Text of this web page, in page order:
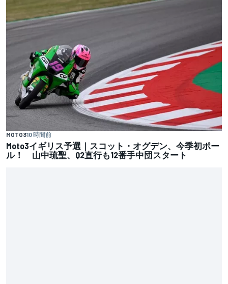
MOTO310 時間前
Moto3イギリス予選｜スコット・オグデン、今季初ポー
ル！ 山中琉聖、Q2直行も12番手中団スタート